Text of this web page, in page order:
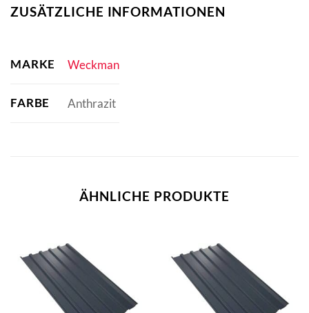
ZUSÄTZLICHE INFORMATIONEN
MARKE Weckman
FARBE Anthrazit
ÄHNLICHE PRODUKTE